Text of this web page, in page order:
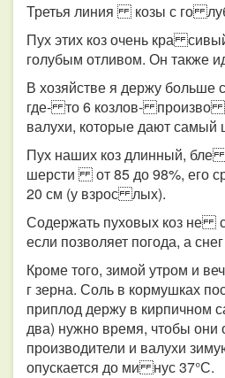
Третья линия козы с го
Пух этих коз очень кра
голубым отливом. Он также
В хозяйстве я держу больше
где- то 6 козлов- произво
валухи, которые дают
Пух наших коз длинный, бле
шерсти от 85 до 98%, его
20 см (у взрос лых).
Содержать пуховых коз не
если позволяет погода, а
Кроме того, зимой утром и
г зерна. Соль в кормушках
приплод держу в кирпичном
два) нужно время, чтобы
производители и валухи
опускается до ми нус 37°С.